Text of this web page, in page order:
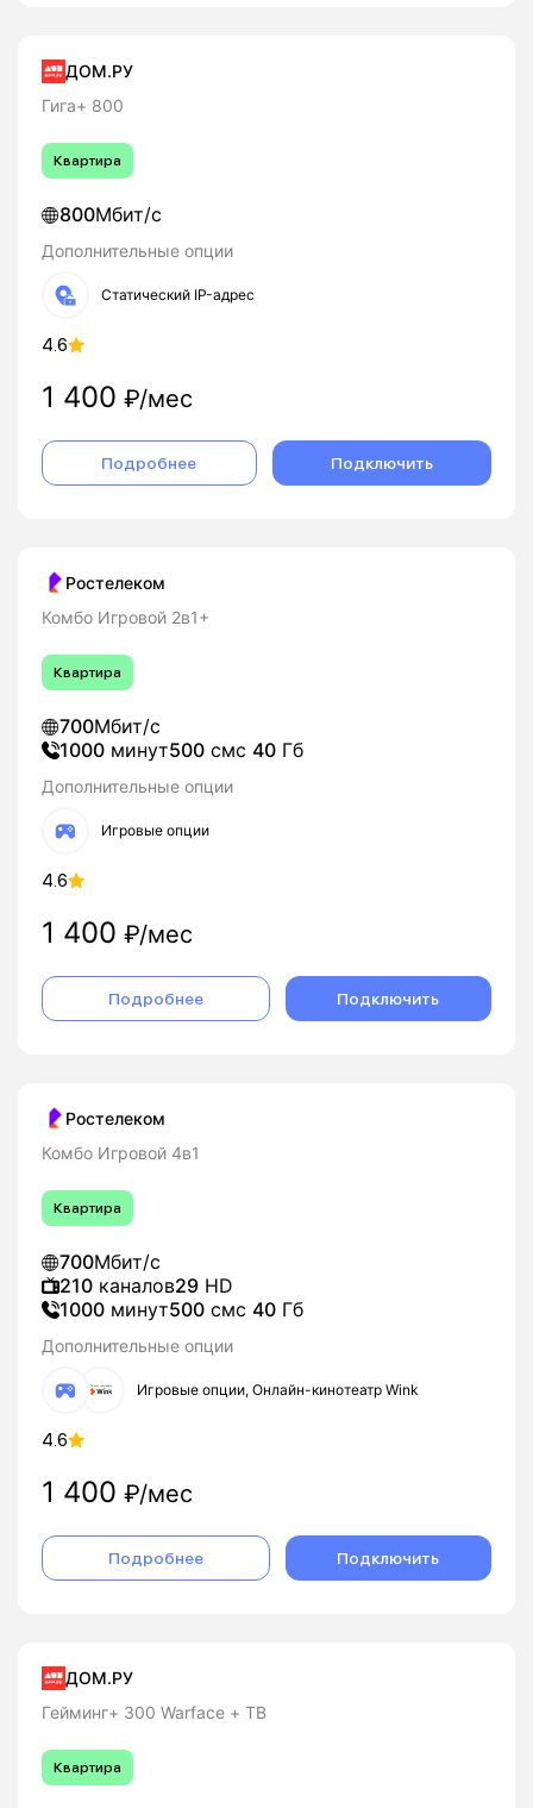
ДОМ.РУ
Гига+ 800
Квартира
800Мбит/с
Дополнительные опции
Статический IP-адрес
4.6
1 400 ₽/мес
Подробнее Подключить
Ростелеком
Комбо Игровой 2в1+
Квартира
700Мбит/с
1000 минут500 смс 40 Гб
Дополнительные опции
Игровые опции
4.6
1 400 ₽/мес
Подробнее Подключить
Ростелеком
Комбо Игровой 4в1
Квартира
700Мбит/с
210 каналов29 HD
1000 минут500 смс 40 Гб
Дополнительные опции
Игровые опции, Онлайн-кинотеатр Wink
4.6
1 400 ₽/мес
Подробнее Подключить
ДОМ.РУ
Гейминг+ 300 Warface + ТВ
Квартира